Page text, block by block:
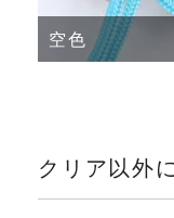
空色
クリア以外